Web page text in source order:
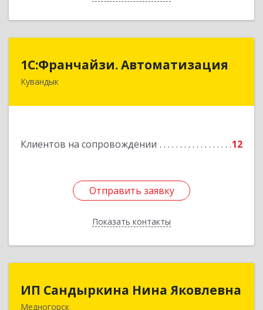
1С:Франчайзи. Автоматизация
Кувандык
Клиентов на сопровождении 12
Отправить заявку
Показать контакты
1С:Франчайзи. Автоматизация
462220, Оренбургская обл, Кувандыкский р-н,
Отправить заявку
Назад
ИП Сандыркина Нина Яковлевна
Медногорск